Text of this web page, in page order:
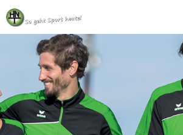
Skip
to
content